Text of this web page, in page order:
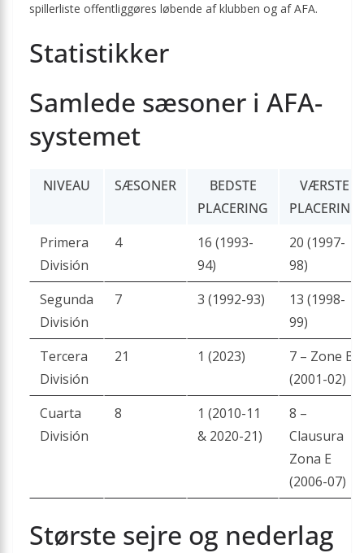
spillerliste offentliggøres løbende af klubben og af AFA.
Statistikker
Samlede sæsoner i AFA-
systemet
NIVEAU SÆSONER
BEDSTE
PLACERING
VÆRSTE
PLACERING
Primera
División
4
16 (1993-
94)
20 (1997-
98)
Segunda
División
7 3 (1992-93)
13 (1998-
99)
Tercera
División
21 1 (2023)
7 – Zone B
(2001-02)
Cuarta
División
8
1 (2010-11
& 2020-21)
8 –
Clausura
Zona E
(2006-07)
Største sejre og nederlag